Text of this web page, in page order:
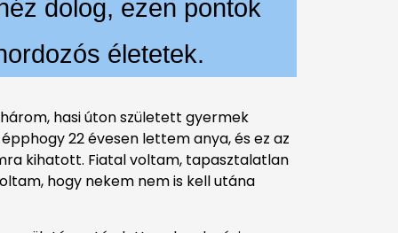
dolog, ezen pontok
életetek.
hasi úton született gyermek
22 évesen lettem anya, és ez az
kihatott. Fiatal voltam, tapasztalatlan
hogy nekem nem is kell utána